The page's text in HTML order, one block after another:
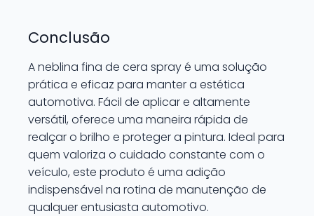
Conclusão
A neblina fina de cera spray é uma solução
prática e eficaz para manter a estética
automotiva. Fácil de aplicar e altamente
versátil, oferece uma maneira rápida de
realçar o brilho e proteger a pintura. Ideal para
quem valoriza o cuidado constante com o
veículo, este produto é uma adição
indispensável na rotina de manutenção de
qualquer entusiasta automotivo.